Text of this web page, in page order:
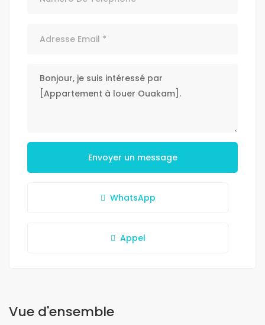
Envoyer un message
WhatsApp
Appel
Vue d'ensemble